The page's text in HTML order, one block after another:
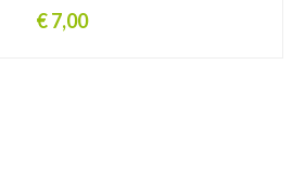
€ 7,00